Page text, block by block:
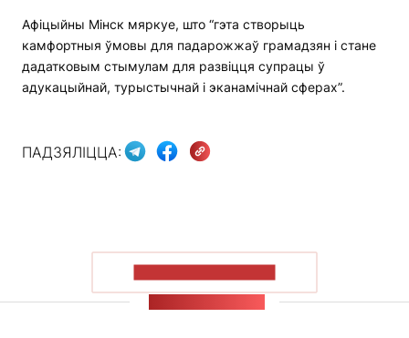
Афіцыйны Мінск мяркуе, што “гэта створыць
камфортныя ўмовы для падарожжаў грамадзян і стане
дадатковым стымулам для развіцця супрацы ў
адукацыйнай, турыстычнай і эканамічнай сферах”.
ПАДЗЯЛІЦЦА: